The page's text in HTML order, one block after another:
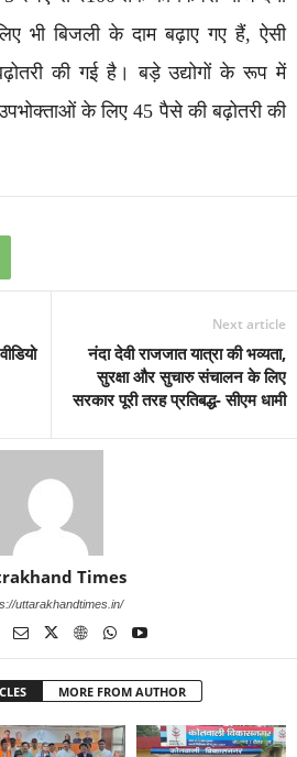
भी बिजली के दाम बढ़ाए गए हैं, ऐसी
की गई है। बड़े उद्योगों के रूप में
के लिए 45 पैसे की बढ़ोतरी की
Next article
नंदा देवी राजजात यात्रा की भव्यता,
सुरक्षा और सुचारु संचालन के लिए
सरकार पूरी तरह प्रतिबद्ध- सीएम धामी
Times
uttarakhandtimes.in/
MORE FROM AUTHOR